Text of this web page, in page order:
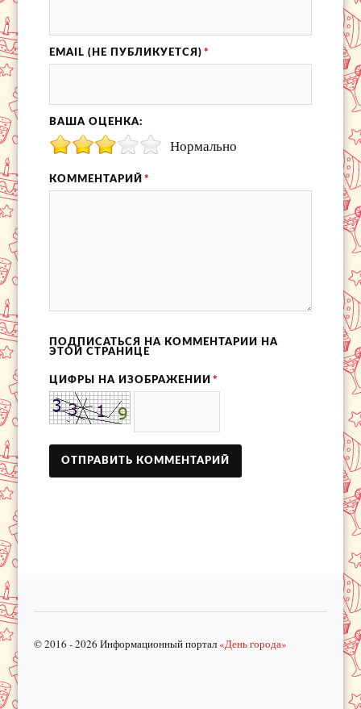
EMAIL (НЕ ПУБЛИКУЕТСЯ) *
ВАША ОЦЕНКА:
Нормально
КОММЕНТАРИЙ *
ПОДПИСАТЬСЯ НА КОММЕНТАРИИ НА
ЭТОЙ СТРАНИЦЕ
ЦИФРЫ НА ИЗОБРАЖЕНИИ *
© 2016 - 2026 Информационный портал «День города»